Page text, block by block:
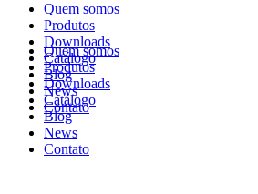
Quem somos
Produtos
Downloads
Catálogo
Blog
News
Contato
Quem somos
Produtos
Downloads
Catálogo
Blog
News
Contato